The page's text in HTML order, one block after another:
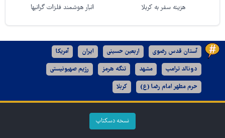
هزینه سفر به کربلا انبار هوشمند فلزات گرانبها
آستان قدس رضوی اربعین حسینی ایران آمریکا
دونالد ترامپ مشهد تنگه هرمز رژیم صهیونیستی
حرم مطهر امام رضا (ع) کربلا
نسخه دسکتاپ